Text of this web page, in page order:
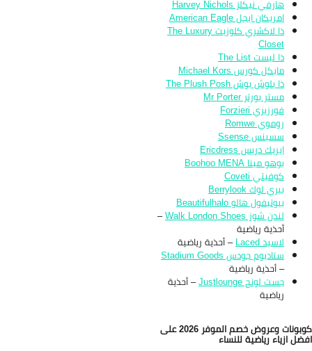
هارفي نيكلز Harvey Nichols
امريكان ايجل American Eagle
ذا لاكشري كلوزيت The Luxury
Closet
ذا ليست The List
مايكل كورس Michael Kors
ذا بلوش بوش The Plush Posh
مستر بورتر Mr Porter
فورزيري Forzieri
روموي Romwe
سسينس Ssense
ايريك دريس Ericdress
بوهو مينا Boohoo MENA
كوفيتي Coveti
بيري لوك Berrylook
بيوتيفول هالو Beautifulhalo
لندن شوز Walk London Shoes –
أحذية رياضية
لاسيد Laced – أحذية رياضية
ستاديوم جودس Stadium Goods
– أحذية رياضية
جست لونج Justlounge – أحذية
رياضية
كوبونات وعروض خصم الموفر 2026 على
ازياء رياضية للنساء